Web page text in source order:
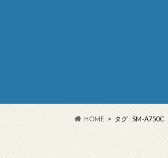
HOME タグ : SM-A750C